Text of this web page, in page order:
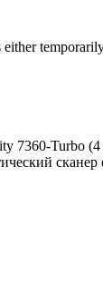
either
7360-Turbo
сканер